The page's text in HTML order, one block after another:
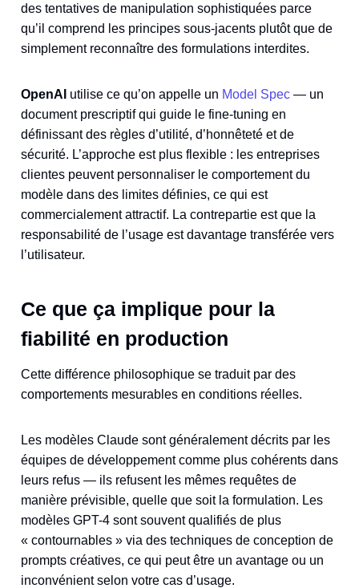
des tentatives de manipulation sophistiquées parce
qu’il comprend les principes sous-jacents plutôt que de
simplement reconnaître des formulations interdites.
OpenAI utilise ce qu’on appelle un Model Spec — un
document prescriptif qui guide le fine-tuning en
définissant des règles d’utilité, d’honnêteté et de
sécurité. L’approche est plus flexible : les entreprises
clientes peuvent personnaliser le comportement du
modèle dans des limites définies, ce qui est
commercialement attractif. La contrepartie est que la
responsabilité de l’usage est davantage transférée vers
l’utilisateur.
Ce que ça implique pour la
fiabilité en production
Cette différence philosophique se traduit par des
comportements mesurables en conditions réelles.
Les modèles Claude sont généralement décrits par les
équipes de développement comme plus cohérents dans
leurs refus — ils refusent les mêmes requêtes de
manière prévisible, quelle que soit la formulation. Les
modèles GPT-4 sont souvent qualifiés de plus
« contournables » via des techniques de conception de
prompts créatives, ce qui peut être un avantage ou un
inconvénient selon votre cas d’usage.